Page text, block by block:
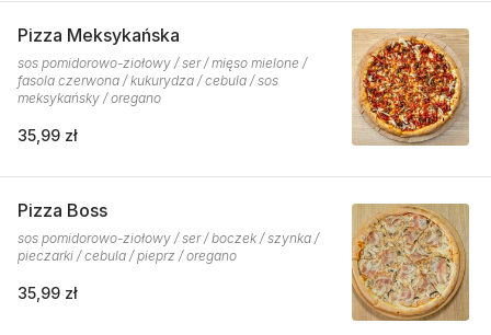
Pizza Meksykańska
sos pomidorowo-ziołowy / ser / mięso mielone /
fasola czerwona / kukurydza / cebula / sos
meksykańsky / oregano
35,99 zł
Pizza Boss
sos pomidorowo-ziołowy / ser / boczek / szynka /
pieczarki / cebula / pieprz / oregano
35,99 zł